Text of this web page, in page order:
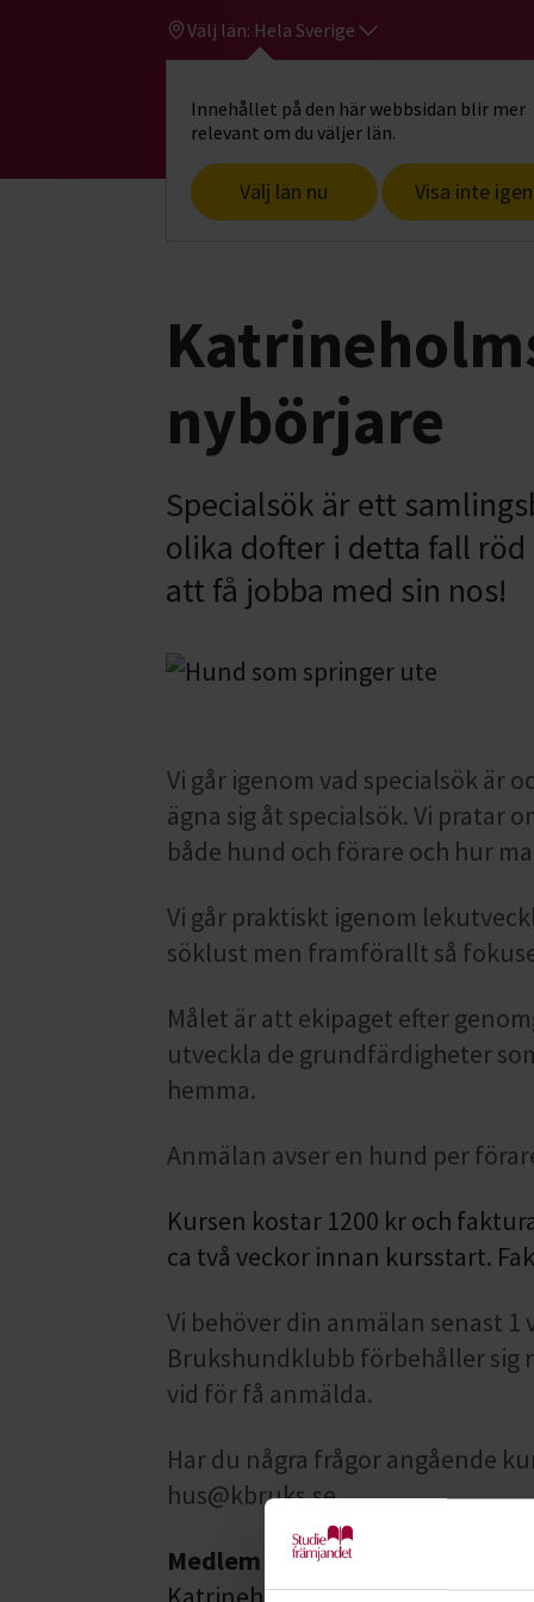
Välj län: Hela Sverige
Innehållet på den här webbsidan blir mer
relevant om du väljer län.
Välj län nu Visa inte igen
Gå till studiefrämjandets startsida
Start Hitta intresse Hund & husdjur
nybörjare
Specialsök är ett
olika dofter i detta fall
att få jobba med sin nos!
Vi går igenom vad specialsök är
ägna sig åt specialsök. Vi pratar
både hund och förare och hur
Vi går praktiskt igenom
söklust men framförallt så
Målet är att ekipaget efter
utveckla de grundfärdigheter
hemma.
Anmälan avser en hund per
Kursen kostar 1200 kr och
ca två veckor innan kursstart.
Vi behöver din anmälan senast
Brukshundklubb förbehåller
vid för få anmälda.
Har du några frågor angående
hus@kbruks.se.
Medlem - För att delta på våra